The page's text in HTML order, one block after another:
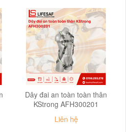
Dây đai an toàn toàn thân
KStrong AFH300201
Liên hệ